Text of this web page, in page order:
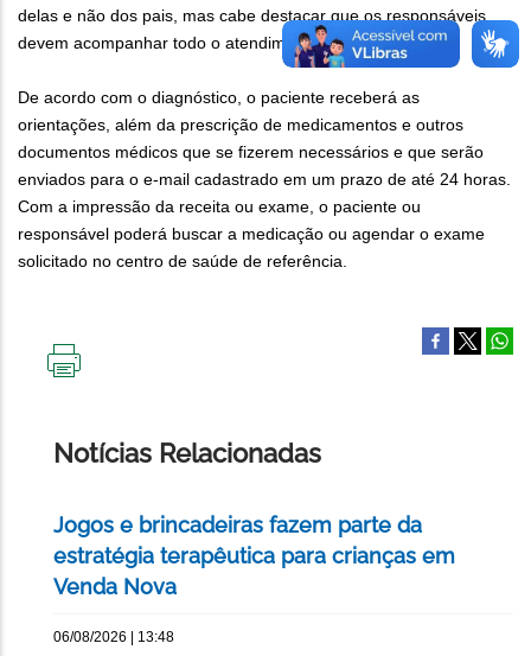
delas e não dos pais, mas cabe destacar que os responsáveis
devem acompanhar todo o atendimento.
De acordo com o diagnóstico, o paciente receberá as
orientações, além da prescrição de medicamentos e outros
documentos médicos que se fizerem necessários e que serão
enviados para o e-mail cadastrado em um prazo de até 24 horas.
Com a impressão da receita ou exame, o paciente ou
responsável poderá buscar a medicação ou agendar o exame
solicitado no centro de saúde de referência.
Notícias Relacionadas
Jogos e brincadeiras fazem parte da
estratégia terapêutica para crianças em
Venda Nova
06/08/2026 | 13:48